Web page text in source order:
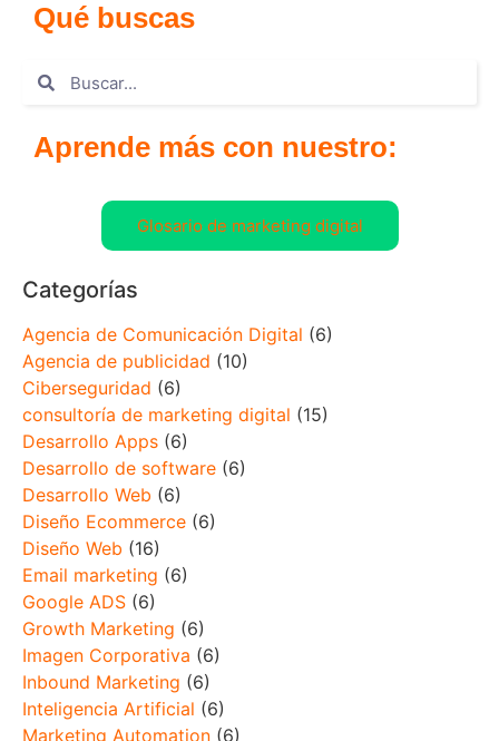
Qué buscas
Aprende más con nuestro:
Glosario de marketing digital
Categorías
Agencia de Comunicación Digital (6)
Agencia de publicidad (10)
Ciberseguridad (6)
consultoría de marketing digital (15)
Desarrollo Apps (6)
Desarrollo de software (6)
Desarrollo Web (6)
Diseño Ecommerce (6)
Diseño Web (16)
Email marketing (6)
Google ADS (6)
Growth Marketing (6)
Imagen Corporativa (6)
Inbound Marketing (6)
Inteligencia Artificial (6)
Marketing Automation (6)